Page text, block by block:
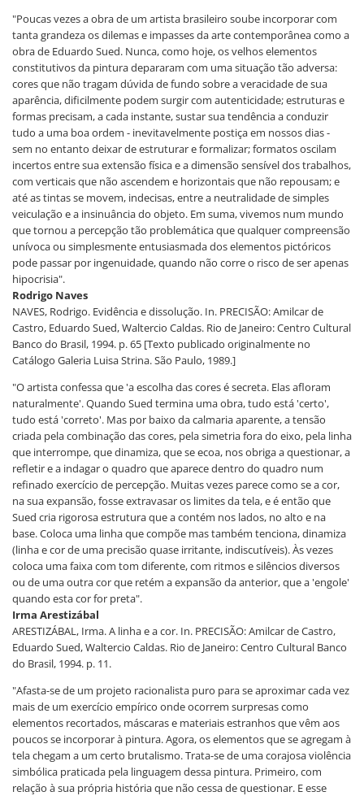
"Poucas vezes a obra de um artista brasileiro soube incorporar com
tanta grandeza os dilemas e impasses da arte contemporânea como a
obra de Eduardo Sued. Nunca, como hoje, os velhos elementos
constitutivos da pintura depararam com uma situação tão adversa:
cores que não tragam dúvida de fundo sobre a veracidade de sua
aparência, dificilmente podem surgir com autenticidade; estruturas e
formas precisam, a cada instante, sustar sua tendência a conduzir
tudo a uma boa ordem - inevitavelmente postiça em nossos dias -
sem no entanto deixar de estruturar e formalizar; formatos oscilam
incertos entre sua extensão física e a dimensão sensível dos trabalhos,
com verticais que não ascendem e horizontais que não repousam; e
até as tintas se movem, indecisas, entre a neutralidade de simples
veiculação e a insinuância do objeto. Em suma, vivemos num mundo
que tornou a percepção tão problemática que qualquer compreensão
unívoca ou simplesmente entusiasmada dos elementos pictóricos
pode passar por ingenuidade, quando não corre o risco de ser apenas
hipocrisia".
Rodrigo Naves
NAVES, Rodrigo. Evidência e dissolução. In. PRECISÃO: Amilcar de
Castro, Eduardo Sued, Waltercio Caldas. Rio de Janeiro: Centro Cultural
Banco do Brasil, 1994. p. 65 [Texto publicado originalmente no
Catálogo Galeria Luisa Strina. São Paulo, 1989.]
"O artista confessa que 'a escolha das cores é secreta. Elas afloram
naturalmente'. Quando Sued termina uma obra, tudo está 'certo',
tudo está 'correto'. Mas por baixo da calmaria aparente, a tensão
criada pela combinação das cores, pela simetria fora do eixo, pela linha
que interrompe, que dinamiza, que se ecoa, nos obriga a questionar, a
refletir e a indagar o quadro que aparece dentro do quadro num
refinado exercício de percepção. Muitas vezes parece como se a cor,
na sua expansão, fosse extravasar os limites da tela, e é então que
Sued cria rigorosa estrutura que a contém nos lados, no alto e na
base. Coloca uma linha que compõe mas também tenciona, dinamiza
(linha e cor de uma precisão quase irritante, indiscutíveis). Às vezes
coloca uma faixa com tom diferente, com ritmos e silêncios diversos
ou de uma outra cor que retém a expansão da anterior, que a 'engole'
quando esta cor for preta".
Irma Arestizábal
ARESTIZÁBAL, Irma. A linha e a cor. In. PRECISÃO: Amilcar de Castro,
Eduardo Sued, Waltercio Caldas. Rio de Janeiro: Centro Cultural Banco
do Brasil, 1994. p. 11.
"Afasta-se de um projeto racionalista puro para se aproximar cada vez
mais de um exercício empírico onde ocorrem surpresas como
elementos recortados, máscaras e materiais estranhos que vêm aos
poucos se incorporar à pintura. Agora, os elementos que se agregam à
tela chegam a um certo brutalismo. Trata-se de uma corajosa violência
simbólica praticada pela linguagem dessa pintura. Primeiro, com
relação à sua própria história que não cessa de questionar. E esse